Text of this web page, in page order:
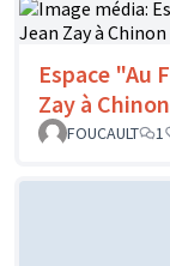
Espace "Au
Zay à Chinon
FOUCAULT
1